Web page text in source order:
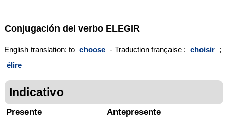
Conjugación del verbo ELEGIR
English translation: to choose - Traduction française : choisir ;
élire
Indicativo
Presente Antepresente